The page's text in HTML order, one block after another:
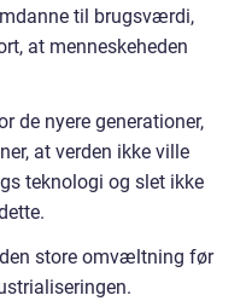
til brugsværdi,
at menneskeheden
de nyere generationer,
at verden ikke ville
teknologi og slet ikke
store omvæltning før